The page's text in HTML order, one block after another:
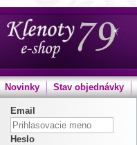
Novinky Stav objednávky
Email
Heslo